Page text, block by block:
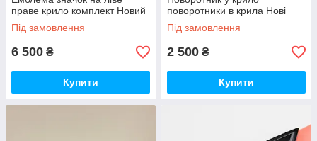
праве крило комплект Новий
Оригінал
Під замовлення
6 500 ₴
Купити
поворотники в крила Нові
Оригінал
Під замовлення
2 500 ₴
Купити